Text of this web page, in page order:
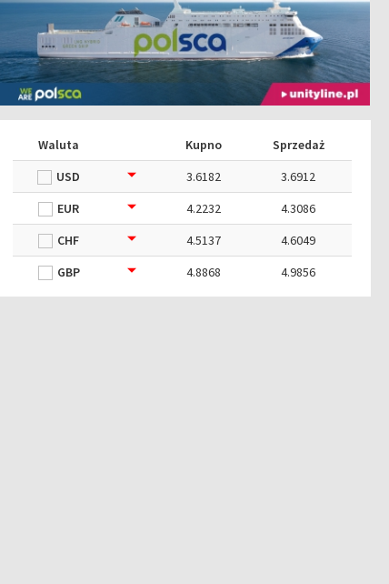
Waluta Kupno
Sprzedaż
USD
3.6182
3.6912
EUR
4.2232
4.3086
CHF
4.5137
4.6049
GBP
4.8868 4.9856